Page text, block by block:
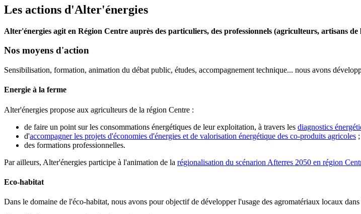
Les actions d'Alter'énergies
Alter'énergies agit en Région Centre auprès des particuliers, des professionnels (agriculteurs, artisans de
Nos moyens d'action
Sensibilisation, formation, animation du débat public, études, accompagnement technique... nous avons
Energie à la ferme
Alter'énergies propose aux agriculteurs de la région Centre :
de faire un point sur les consommations énergétiques de leur exploitation, à travers les diagnostics
d'accompagner les projets d'économies d'énergies et de valorisation énergétique des co-produits agricoles ;
des formations professionnelles.
Par ailleurs, Alter'énergies participe à l'animation de la régionalisation du scénarion Afterres 2050 en région
Eco-habitat
Dans le domaine de l'éco-habitat, nous avons pour objectif de développer l'usage des agromatériaux locaux